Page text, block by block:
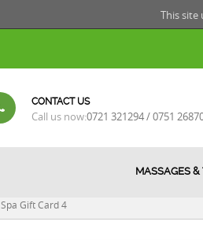
This site
CONTACT US
Call us now:0721 321294 / 0751
MASSAGES
Spa Gift Card 4